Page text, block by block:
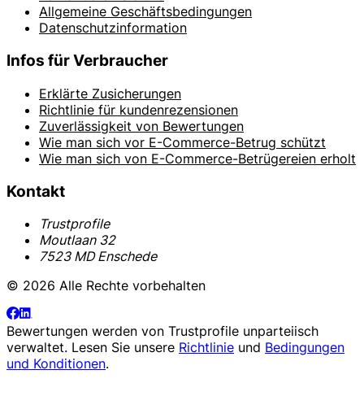
Allgemeine Geschäftsbedingungen
Datenschutzinformation
Infos für Verbraucher
Erklärte Zusicherungen
Richtlinie für kundenrezensionen
Zuverlässigkeit von Bewertungen
Wie man sich vor E-Commerce-Betrug schützt
Wie man sich von E-Commerce-Betrügereien erholt
Kontakt
Trustprofile
Moutlaan 32
7523 MD Enschede
© 2026 Alle Rechte vorbehalten
Bewertungen werden von Trustprofile unparteiisch
verwaltet. Lesen Sie unsere Richtlinie und Bedingungen
und Konditionen.